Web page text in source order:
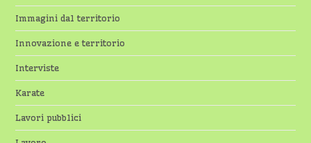
Immagini dal territorio
Innovazione e territorio
Interviste
Karate
Lavori pubblici